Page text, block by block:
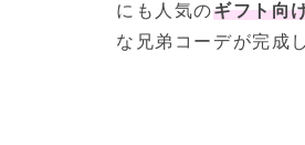
にも人気のギフト向
な兄弟コーデが完成